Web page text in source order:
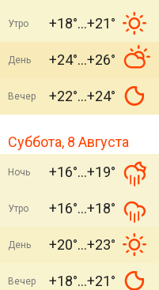
Утро +18° +21°
День +24° +26°
Вечер +22° +24°
Суббота, 8 Августа
Ночь +16° +19°
Утро +16° +18°
День +20° +23°
Вечер +18° +21°